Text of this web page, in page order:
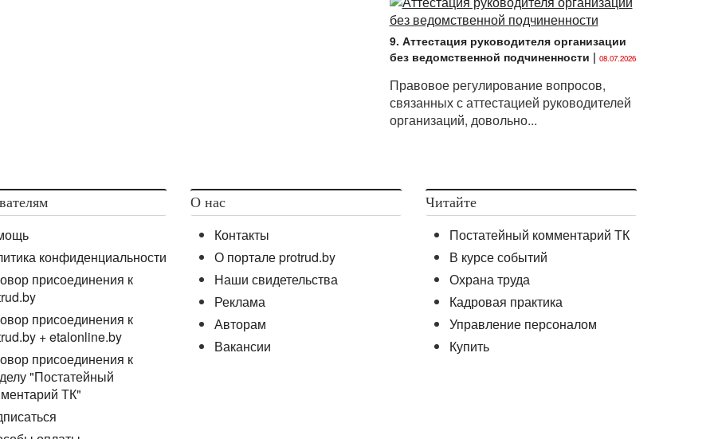
9. Аттестация руководителя организации
без ведомственной подчиненности | 08.07.2026
Правовое регулирование вопросов,
связанных с аттестацией руководителей
организаций, довольно...
конфиденциальности
присоединения к
присоединения к
+ etalonline.by
присоединения к
"Постатейный
ТК"
О нас
Контакты
О портале protrud.by
Наши свидетельства
Реклама
Авторам
Вакансии
Читайте
Постатейный комментарий ТК
В курсе событий
Охрана труда
Кадровая практика
Управление персоналом
Купить